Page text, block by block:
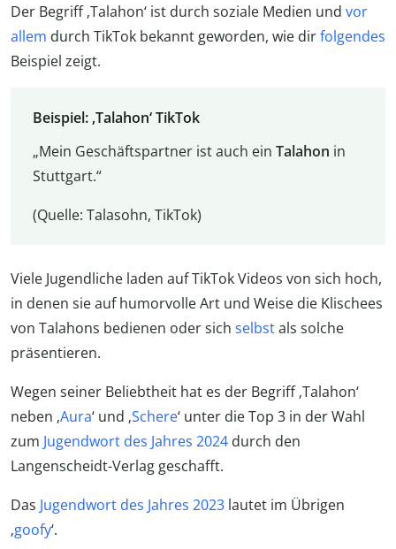
Der Begriff ‚Talahon‘ ist durch soziale Medien und vor
allem durch TikTok bekannt geworden, wie dirfolgendes
Beispiel zeigt.
Beispiel: ‚Talahon‘ TikTok
„Mein Geschäftspartner ist auch ein Talahon in
Stuttgart.“
(Quelle: Talasohn, TikTok)
Viele Jugendliche laden auf TikTok Videos von sich hoch,
in denen sie auf humorvolle Art und Weise die Klischees
von Talahons bedienen oder sich selbstals solche
präsentieren.
Wegen seiner Beliebtheit hat es der Begriff ‚Talahon‘
neben ‚Aura‘ und ‚Schere‘ unter die Top 3 in der Wahl
zum Jugendwort des Jahres 2024 durch den
Langenscheidt-Verlag geschafft.
Das Jugendwort des Jahres 2023 lautet im Übrigen
‚goofy‘.